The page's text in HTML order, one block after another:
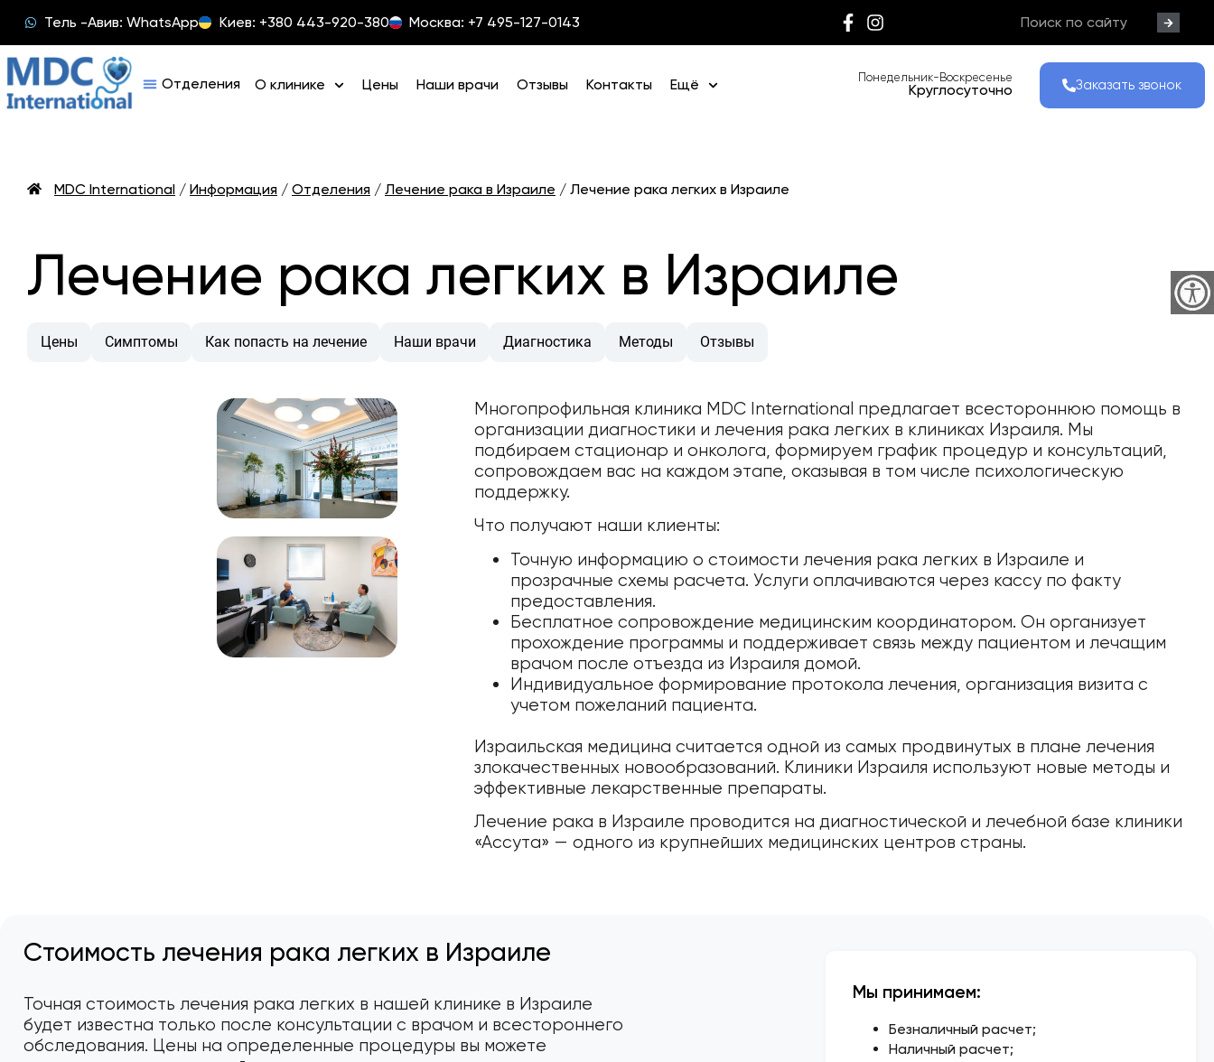
Тель -Авив: WhatsApp Киев: +380 443-920-380 Москва: +7 495-127-0143
О клинике Цены Наши врачи Отзывы Контакты Ещё Понедельник-Воскресенье
Круглосуточно Заказать звонок
MDC International / Информация / Отделения / Лечение рака в Израиле / Лечение рака легких в Израиле
Лечение рака легких в Израиле
Цены Симптомы Как попасть на лечение Наши врачи Диагностика Методы Отзывы
Многопрофильная клиника MDC International предлагает всестороннюю помощь в
организации диагностики и лечения рака легких в клиниках Израиля. Мы
подбираем стационар и онколога, формируем график процедур и консультаций,
сопровождаем вас на каждом этапе, оказывая в том числе психологическую
поддержку.
Что получают наши клиенты:
Точную информацию о стоимости лечения рака легких в Израиле и
прозрачные схемы расчета. Услуги оплачиваются через кассу по факту
предоставления.
Бесплатное сопровождение медицинским координатором. Он организует
прохождение программы и поддерживает связь между пациентом и лечащим
врачом после отъезда из Израиля домой.
Индивидуальное формирование протокола лечения, организация визита с
учетом пожеланий пациента.
Израильская медицина считается одной из самых продвинутых в плане лечения
злокачественных новообразований. Клиники Израиля используют новые методы и
эффективные лекарственные препараты.
Лечение рака в Израиле проводится на диагностической и лечебной базе клиники
«Ассута» — одного из крупнейших медицинских центров страны.
Стоимость лечения рака легких в Израиле
Точная стоимость лечения рака легких в нашей клинике в Израиле
будет известна только после консультации с врачом и всестороннего
обследования. Цены на определенные процедуры вы можете
Мы принимаем:
Безналичный расчет;
Наличный расчет;